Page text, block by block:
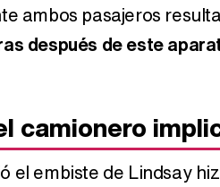
ambos pasajeros
después de este
camionero
el embiste de Lindsay